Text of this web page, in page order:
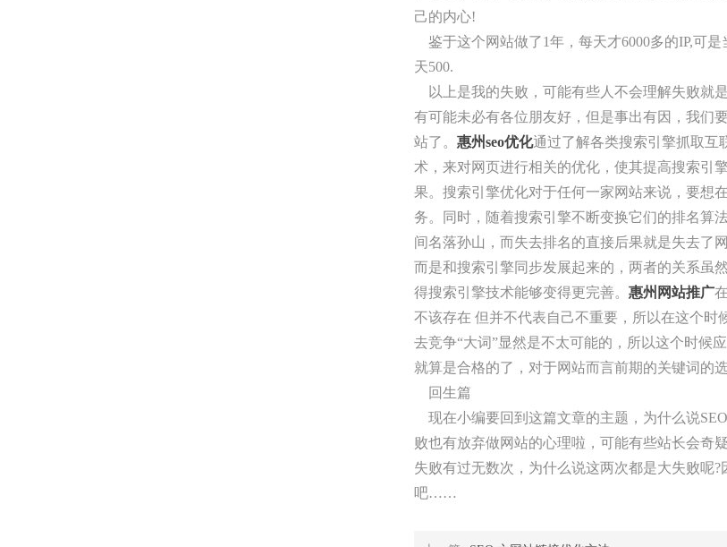
己的内心!
鉴于这个网站做了1年，每天才6000多的IP,可
天500.
以上是我的失败，可能有些人不会理解失败就
有可能未必有各位朋友好，但是事出有因，我们
站了。 惠州seo优化通过了解各类搜索引擎抓取互
术，来对网页进行相关的优化，使其提高搜索引
果。搜索引擎优化对于任何一家网站来说，要想
务。同时，随着搜索引擎不断变换它们的排名算
间名落孙山，而失去排名的直接后果就是失去了
而是和搜索引擎同步发展起来的，两者的关系虽
得搜索引擎技术能够变得更完善。 惠州网站推广
不该存在 但并不代表自己不重要，所以在这个
去竞争“大词”显然是不太可能的，所以这个时候
就算是合格的了，对于网站而言前期的关键词的
回生篇
现在小编要回到这篇文章的主题，为什么说
败也有放弃做网站的心理啦，可能有些站长会奇
失败有过无数次，为什么说这两次都是大失败呢
吧……